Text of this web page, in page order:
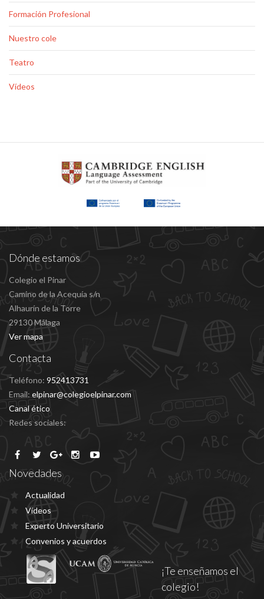
Formación Profesional
Nuestro cole
Teatro
Vídeos
Dónde estamos
Colegio el Pinar
Camino de la Acequía s/n
Alhaurín de la Torre
29130 Málaga
Ver mapa
Contacta
Teléfono: 952413731
Email: elpinar@colegioelpinar.com
Canal ético
Redes sociales:
Novedades
Actualidad
Vídeos
Experto Universitario
Convenios y acuerdos
¡Te enseñamos el
colegio!